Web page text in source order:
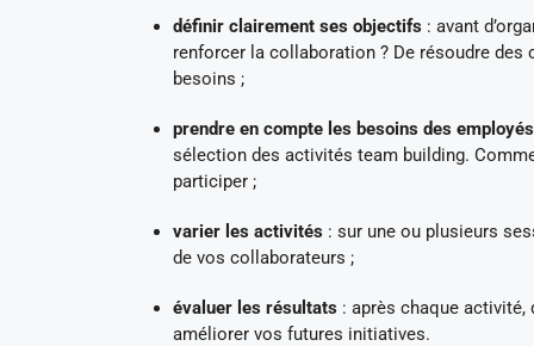
définir clairement ses objectifs : avant
renforcer la collaboration ? De résoudre
besoins ;
prendre en compte les besoins des employés
sélection des activités team building.
participer ;
varier les activités : sur une ou plusieurs
de vos collaborateurs ;
évaluer les résultats : après chaque activité,
améliorer vos futures initiatives.